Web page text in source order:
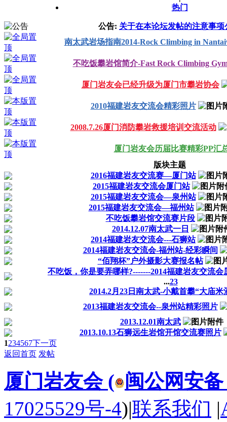
热门
公告: 关于在本论坛发帖的注意事项
南太武岩场指南2014-Rock Climbing in
不吃饭攀岩馆简介-Fast Rock Climbing
厦门岩友会已经升级为厦门市攀岩协会
2010福建岩友交流会精彩照片
2008.7.26厦门消防攀岩救援培训交流活动
厦门岩友会历届比赛精彩PP汇
版块主题
2016福建岩友交流赛—厦门站
2015福建岩友交流会厦门站
2015福建岩友交流会—泉州站
2015福建岩友交流会—福州站
不吃饭攀岩馆交流赛片段
2014.12.07南太武一日
2014福建岩友交流会---石狮站
2014福建岩友交流会-福州站-经彩瞬间
“佰翔杯”户外摄影大赛报名帖
不吃饭，你是要弄哪样?-------2014福建岩友交流会
...23
2014.2月23日南太武-小戴首攀“大庙米
2013福建岩友交流会--泉州站精彩照片
2013.12.01南太武
2013.10.13石狮远生岩馆开馆交流赛照片
1234567下一页
返回首页 发帖
厦门岩友会 ( 闽公网安备
17025529号-4)|联系我们 |